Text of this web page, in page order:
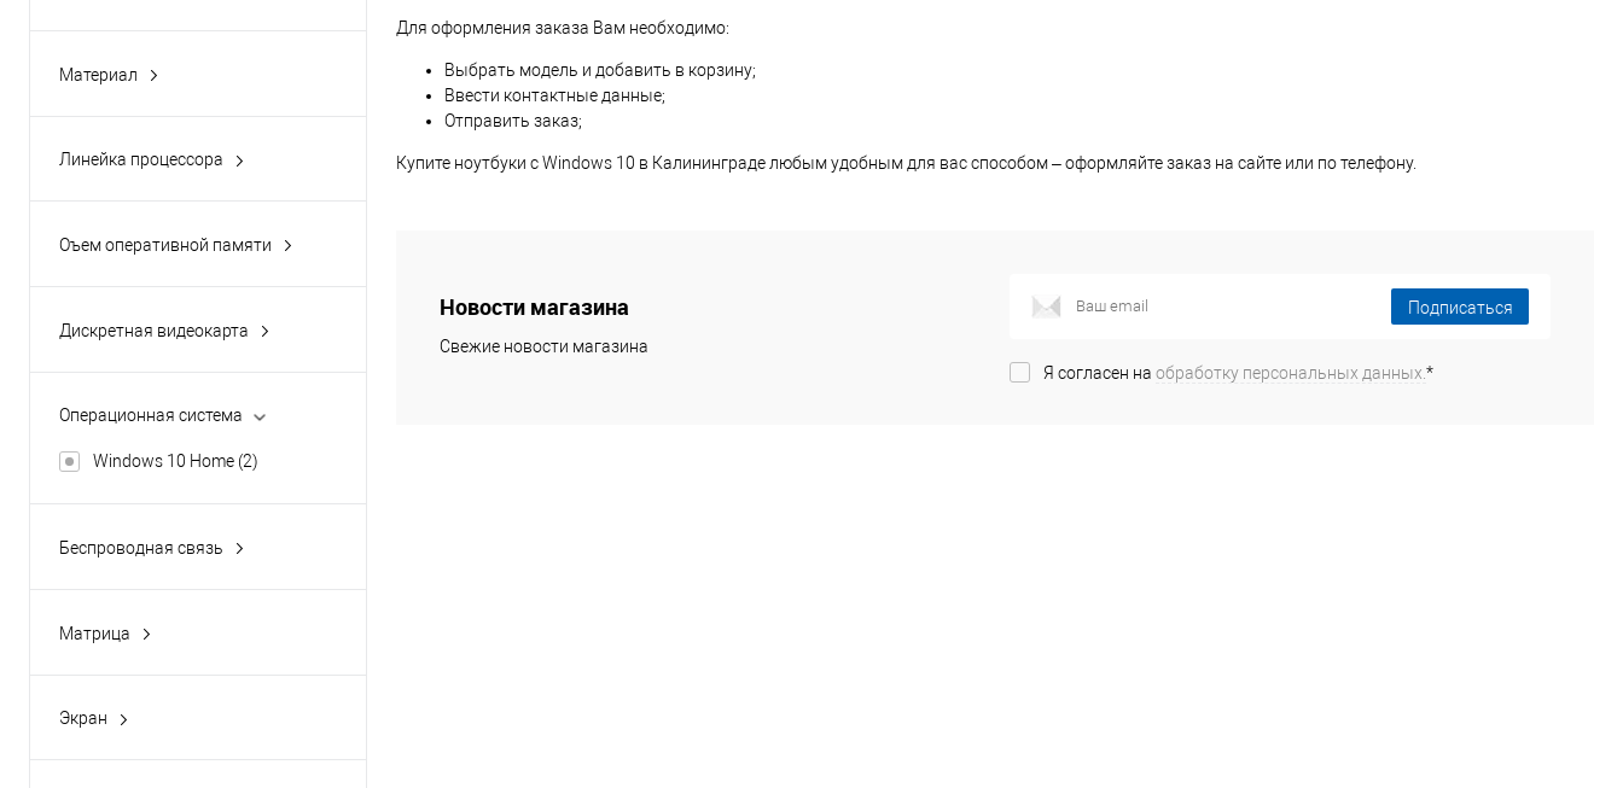
Материал
Линейка процессора
Оъем оперативной памяти
Дискретная видеокарта
Операционная система
Windows 10 Home (2)
Беспроводная связь
Матрица
Экран
Для оформления заказа Вам необходимо:
Выбрать модель и добавить в корзину;
Ввести контактные данные;
Отправить заказ;
Купите ноутбуки с Windows 10 в Калининграде любым удобным для вас способом – оформляйте заказ на сайте или по телефону.
Новости магазина
Свежие новости магазина
Подписаться
Я согласен на обработку персональных данных. *